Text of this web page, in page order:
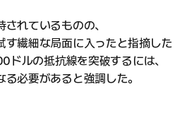
れているものの、
す繊細な局面に入ったと指摘した
ルの抵抗線を突破するには、
必要があると強調した。